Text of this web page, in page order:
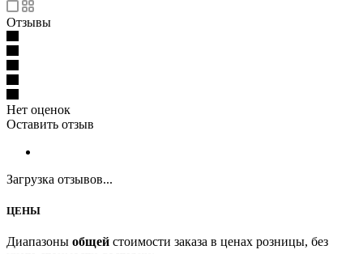
Отзывы
Нет оценок
Оставить отзыв
Загрузка отзывов...
ЦЕНЫ
Диапазоны общей стоимости заказа в ценах розницы, без